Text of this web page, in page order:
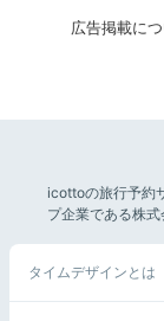
せっかくだから、
の出時間を調べて
れられない思い出
広告掲載に
icottoの旅行予約
プ企業である株式
タイムデザインとは